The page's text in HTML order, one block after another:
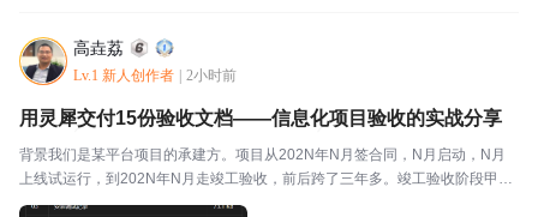
高垚荔
Lv.1 新人创作者 2小时前
用灵犀交付15份验收文档——信息化项目验收的实战分享
背景我们是某平台项目的承建方。项目从202N年N月签合同，N月启动，N月
上线试运行，到202N年N月走竣工验收，前后跨了三年多。竣工验收阶段甲方
要求提交一整套结算资料，加起来十五份文档，覆盖从开发设计到运维台账的